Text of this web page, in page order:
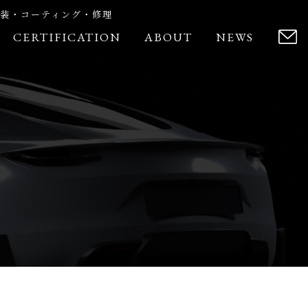
・コーティング・修理
CERTIFICATION ABOUT NEWS